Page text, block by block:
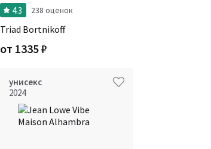
4.3 238 оценок
Triad Bortnikoff
от 1335₽
унисекс
2024